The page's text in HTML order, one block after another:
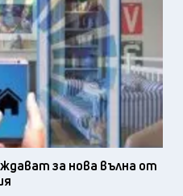
за нова вълна от